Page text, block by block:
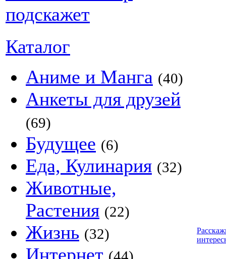
Каталог
Аниме и Манга (40)
Анкеты для друзей
(69)
Будущее (6)
Еда, Кулинария (32)
Животные,
Растения (22)
Жизнь (32)
Интернет